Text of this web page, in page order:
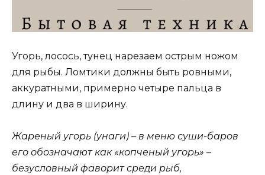
Угорь, лосось, тунец нарезаем острым ножом
для рыбы. Ломтики должны быть ровными,
аккуратными, примерно четыре пальца в
длину и два в ширину.
Жареный угорь (унаги) – в меню суши-баров
его обозначают как «копченый угорь» –
безусловный фаворит среди рыб,